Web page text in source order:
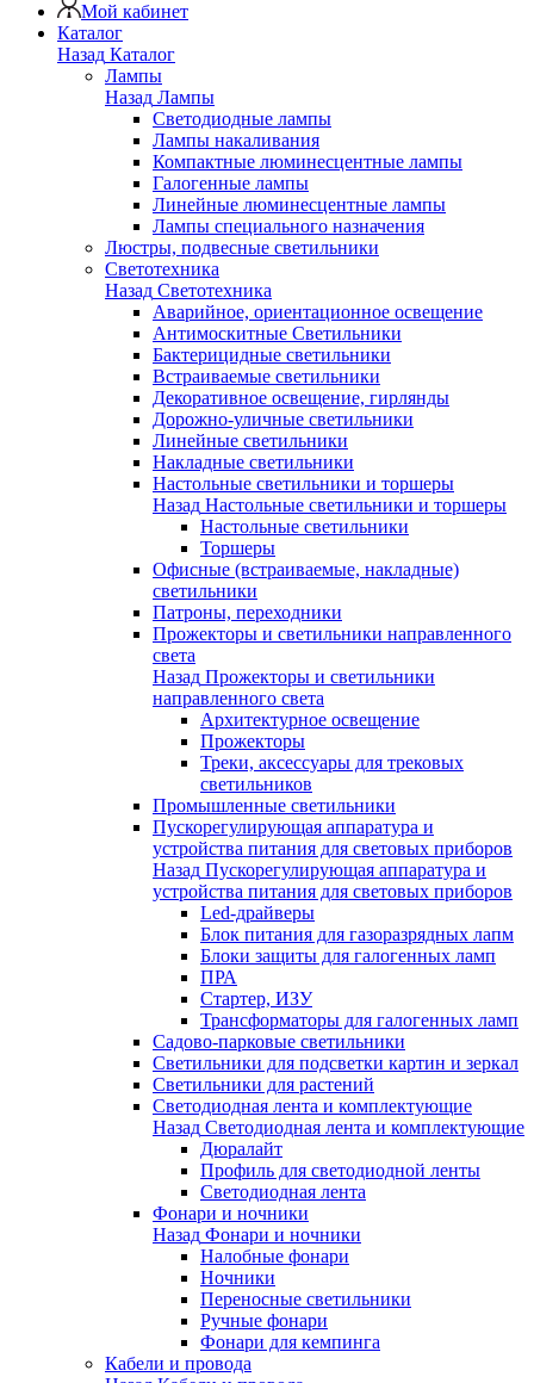
Мой кабинет
Каталог
Назад Каталог
Лампы
Назад Лампы
Светодиодные лампы
Лампы накаливания
Компактные люминесцентные лампы
Галогенные лампы
Линейные люминесцентные лампы
Лампы специального назначения
Люстры, подвесные светильники
Светотехника
Назад Светотехника
Аварийное, ориентационное освещение
Антимоскитные Светильники
Бактерицидные светильники
Встраиваемые светильники
Декоративное освещение, гирлянды
Дорожно-уличные светильники
Линейные светильники
Накладные светильники
Настольные светильники и торшеры
Назад Настольные светильники и торшеры
Настольные светильники
Торшеры
Офисные (встраиваемые, накладные)
светильники
Патроны, переходники
Прожекторы и светильники направленного
света
Назад Прожекторы и светильники
направленного света
Архитектурное освещение
Прожекторы
Треки, аксессуары для трековых
светильников
Промышленные светильники
Пускорегулирующая аппаратура и
устройства питания для световых приборов
Назад Пускорегулирующая аппаратура и
устройства питания для световых приборов
Led-драйверы
Блок питания для газоразрядных лапм
Блоки защиты для галогенных ламп
ПРА
Стартер, ИЗУ
Трансформаторы для галогенных ламп
Садово-парковые светильники
Светильники для подсветки картин и зеркал
Светильники для растений
Светодиодная лента и комплектующие
Назад Светодиодная лента и комплектующие
Дюралайт
Профиль для светодиодной ленты
Светодиодная лента
Фонари и ночники
Назад Фонари и ночники
Налобные фонари
Ночники
Переносные светильники
Ручные фонари
Фонари для кемпинга
Кабели и провода